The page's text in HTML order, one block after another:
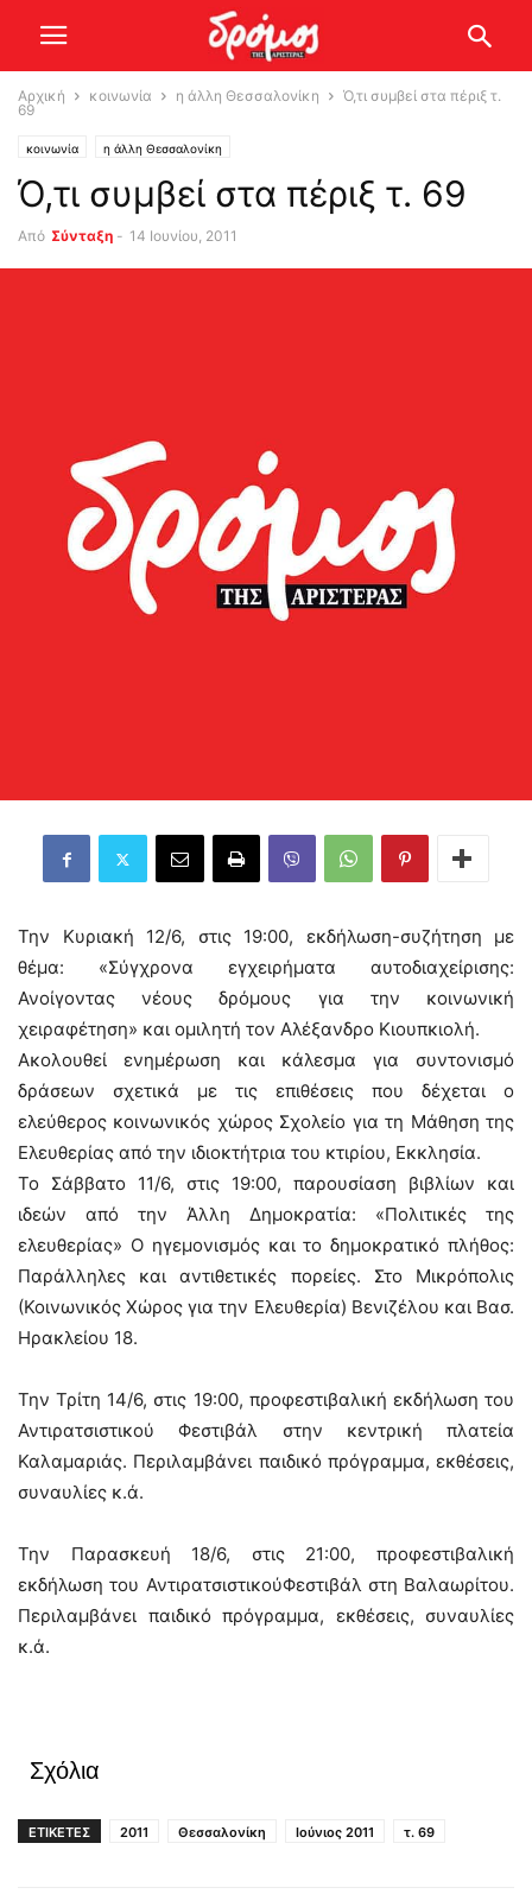
Αρχική κοινωνία η άλλη Θεσσαλονίκη
Ό,τι συμβεί στα πέριξ τ.
69
κοινωνία η άλλη Θεσσαλονίκη
Ό,τι συμβεί στα πέριξ τ. 69
Από Σύνταξη - 14 Ιουνίου, 2011
Την Κυριακή 12/6, στις 19:00, εκδήλωση-συζήτηση με
θέμα: «Σύγχρονα εγχειρήματα αυτοδιαχείρισης:
Ανοίγοντας νέους δρόμους για την κοινωνική
χειραφέτηση» και ομιλητή τον Αλέξανδρο Κιουπκιολή.
Ακολουθεί ενημέρωση και κάλεσμα για συντονισμό
δράσεων σχετικά με τις επιθέσεις που δέχεται ο
ελεύθερος κοινωνικός χώρος Σχολείο για τη Μάθηση της
Ελευθερίας από την ιδιοκτήτρια του κτιρίου, Εκκλησία.
Το Σάββατο 11/6, στις 19:00, παρουσίαση βιβλίων και
ιδεών από την Άλλη Δημοκρατία: «Πολιτικές της
ελευθερίας» Ο ηγεμονισμός και το δημοκρατικό πλήθος:
Παράλληλες και αντιθετικές πορείες. Στο Μικρόπολις
(Κοινωνικός Χώρος για την Ελευθερία) Βενιζέλου και Βασ.
Ηρακλείου 18.
Την Τρίτη 14/6, στις 19:00, προφεστιβαλική εκδήλωση του
Αντιρατσιστικού Φεστιβάλ στην κεντρική πλατεία
Καλαμαριάς. Περιλαμβάνει παιδικό πρόγραμμα, εκθέσεις,
συναυλίες κ.ά.
Την Παρασκευή 18/6, στις 21:00, προφεστιβαλική
εκδήλωση του ΑντιρατσιστικούΦεστιβάλ στη Βαλαωρίτου.
Περιλαμβάνει παιδικό πρόγραμμα, εκθέσεις, συναυλίες
κ.ά.
Σχόλια
ΕΤΙΚΕΤΕΣ 2011 Θεσσαλονίκη Ιούνιος 2011 τ. 69